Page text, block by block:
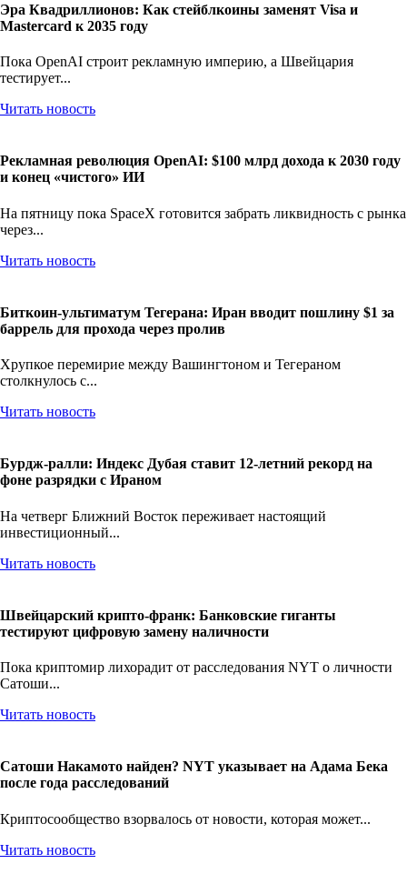
Эра Квадриллионов: Как стейблкоины заменят Visa и
Mastercard к 2035 году
Пока OpenAI строит рекламную империю, а Швейцария
тестирует...
Читать новость
Рекламная революция OpenAI: $100 млрд дохода к 2030 году
и конец «чистого» ИИ
На пятницу пока SpaceX готовится забрать ликвидность с рынка
через...
Читать новость
Биткоин-ультиматум Тегерана: Иран вводит пошлину $1 за
баррель для прохода через пролив
Хрупкое перемирие между Вашингтоном и Тегераном
столкнулось с...
Читать новость
Бурдж-ралли: Индекс Дубая ставит 12-летний рекорд на
фоне разрядки с Ираном
На четверг Ближний Восток переживает настоящий
инвестиционный...
Читать новость
Швейцарский крипто-франк: Банковские гиганты
тестируют цифровую замену наличности
Пока криптомир лихорадит от расследования NYT о личности
Сатоши...
Читать новость
Сатоши Накамото найден? NYT указывает на Адама Бека
после года расследований
Криптосообщество взорвалось от новости, которая может...
Читать новость